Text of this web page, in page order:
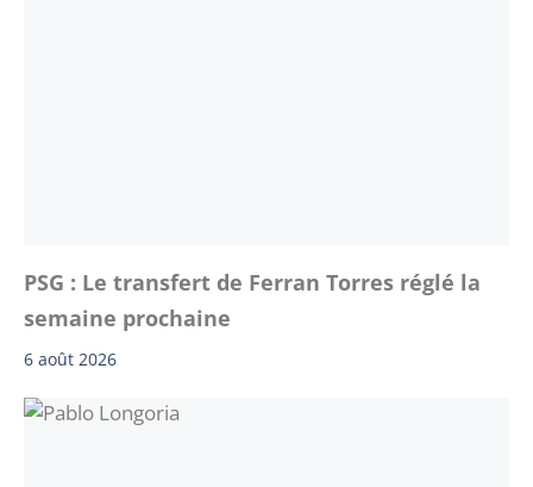
PSG : Le transfert de Ferran Torres réglé la
semaine prochaine
6 août 2026